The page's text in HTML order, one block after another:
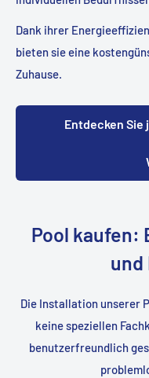
Dank ihrer
bieten sie eine
Zuhause.
Entdecken Sie
Pool kaufen:
und
Die Installation unserer
keine speziellen
benutzerfreundlich